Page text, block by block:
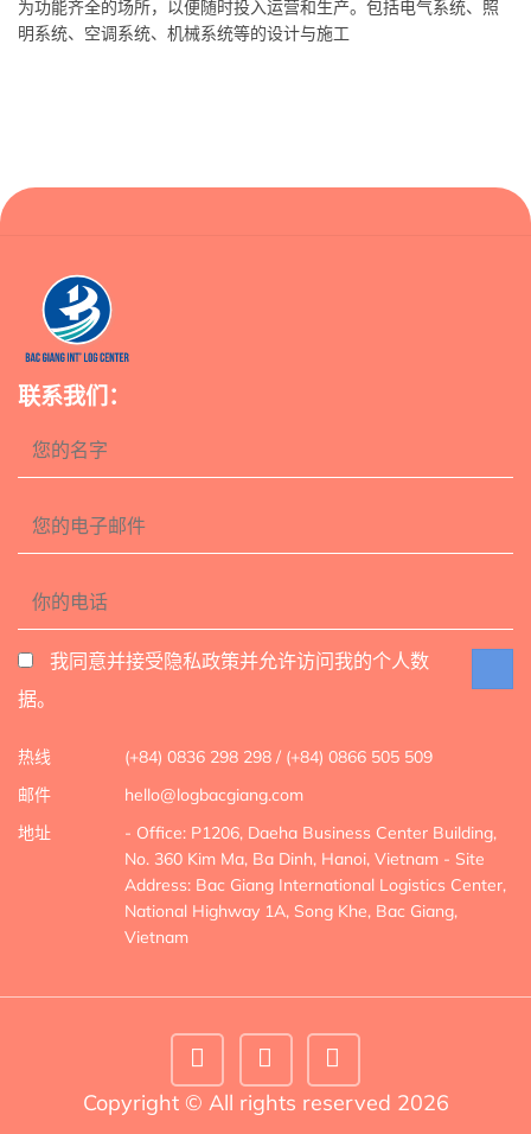
为功能齐全的场所，以便随时投入运营和生产。包括电气系统、照
明系统、空调系统、机械系统等的设计与施工
联系我们：
我同意并接受隐私政策并允许访问我的个人数
据。
热线
(+84) 0836 298 298 / (+84) 0866 505 509
邮件
hello@logbacgiang.com
地址
- Office: P1206, Daeha Business Center Building,
No. 360 Kim Ma, Ba Dinh, Hanoi, Vietnam - Site
Address: Bac Giang International Logistics Center,
National Highway 1A, Song Khe, Bac Giang,
Vietnam
Copyright © All rights reserved 2026